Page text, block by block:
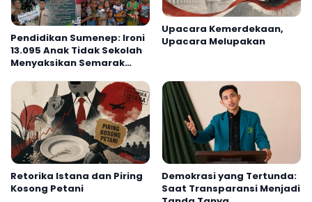
Pendidikan Sumenep: Ironi
13.095 Anak Tidak Sekolah
Menyaksikan Semarak
2026
Upacara Kemerdekaan,
Upacara Melupakan
Retorika Istana dan Piring
Kosong Petani
Demokrasi yang Tertunda:
Saat Transparansi Menjadi